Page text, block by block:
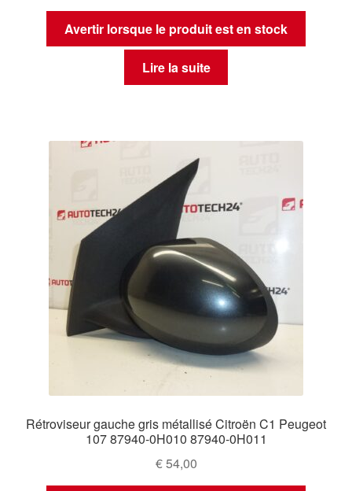
Avertir lorsque le produit est en stock
Lire la suite
Rétroviseur gauche gris métallisé Citroën C1 Peugeot
107 87940-0H010 87940-0H011
€54,00